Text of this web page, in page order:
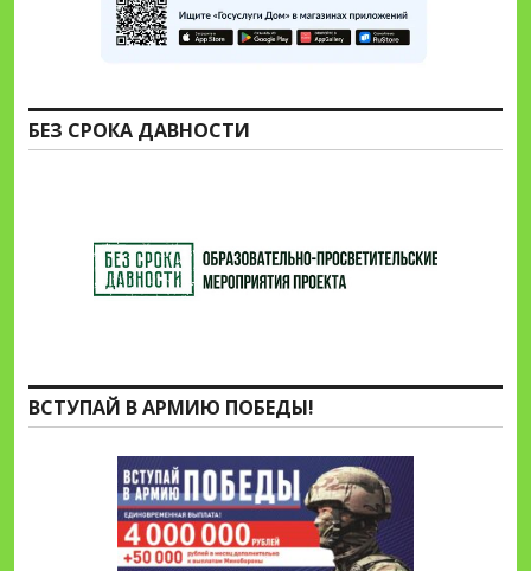
БЕЗ СРОКА ДАВНОСТИ
ВСТУПАЙ В АРМИЮ ПОБЕДЫ!